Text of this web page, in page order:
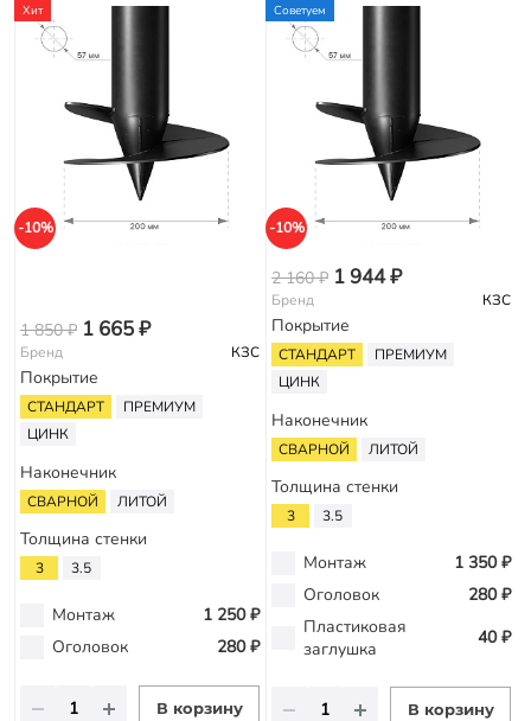
-10%
Хит
1 850 ₽ 1 665 ₽
Бренд КЗС
Покрытие
СТАНДАРТ
ПРЕМИУМ
ЦИНК
Наконечник
СВАРНОЙ ЛИТОЙ
Толщина стенки
3 3.5
Монтаж
1 250 ₽
Оголовок
280 ₽
В корзину
-10%
Советуем
2 160 ₽ 1 944 ₽
Бренд КЗС
Покрытие
СТАНДАРТ
ПРЕМИУМ
ЦИНК
Наконечник
СВАРНОЙ ЛИТОЙ
Толщина стенки
3 3.5
Монтаж
1 350 ₽
Оголовок
280 ₽
Пластиковая
заглушка
40 ₽
В корзину